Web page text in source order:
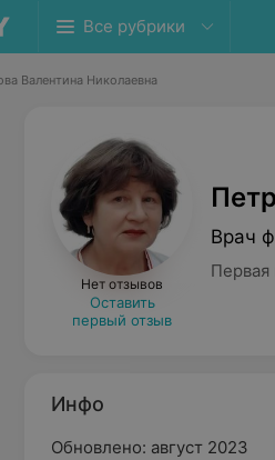
Все рубрики
Валентина Николаевна
Нет отзывов
Оставить
первый отзыв
Врач
Первая
Инфо
Обновлено: август 2023